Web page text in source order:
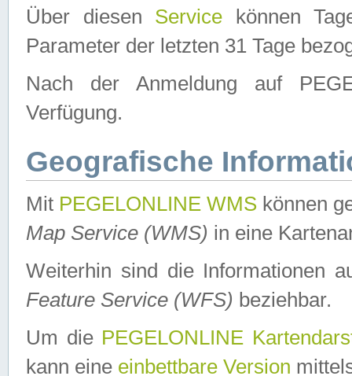
Über diesen Service können
Parameter der letzten 31 Tage
Nach der Anmeldung auf
Verfügung.
Geografische
Mit PEGELONLINE WMS können
Map Service (WMS) in eine
Weiterhin sind die Informationen
Feature Service (WFS) beziehbar.
Um die PEGELONLINE
kann eine einbettbare Version